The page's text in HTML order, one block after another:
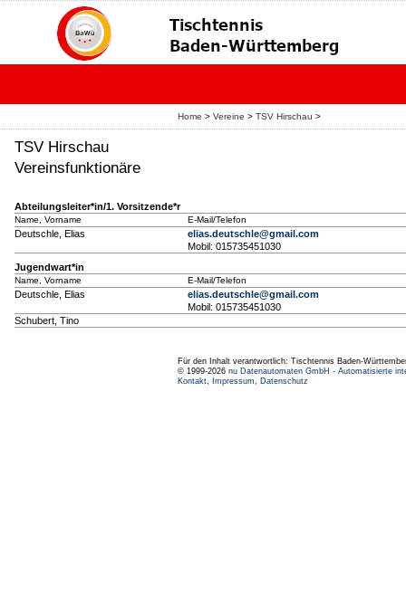
Home > Vereine > TSV Hirschau >
TSV Hirschau
Vereinsfunktionäre
Abteilungsleiter*in/1. Vorsitzende*r
Name, Vorname E-Mail/Telefon
Deutschle, Elias
elias.deutschle@gmail.com
Mobil: 015735451030
Jugendwart*in
Name, Vorname E-Mail/Telefon
Deutschle, Elias
elias.deutschle@gmail.com
Mobil: 015735451030
Schubert, Tino
Für den Inhalt verantwortlich: Tischtennis Baden-
© 1999-2026 nu Datenautomaten GmbH - Automatisierte
Kontakt, Impressum, Datenschutz